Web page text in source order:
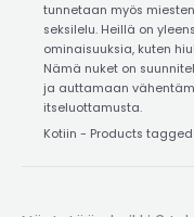
tunnetaan myös
seksilelu. Heillä on
ominaisuuksia, kuten
Nämä nuket on
ja auttamaan
itseluottamusta.
Kotiin - Products